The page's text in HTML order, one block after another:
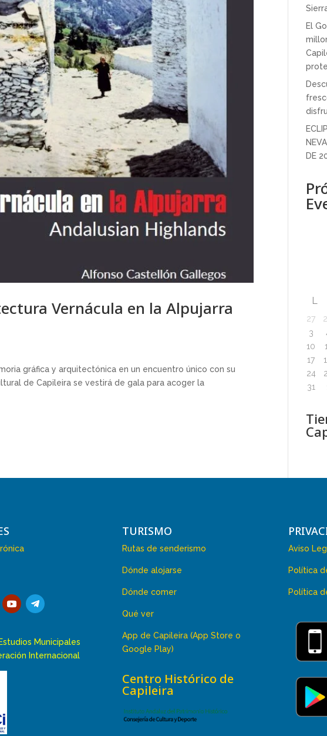
Vernácula en la Alpujarra
gráfica y arquitectónica en un encuentro único con su
de Capileira se vestirá de gala para acoger la
El
DE
L
27
3
10
17
24
31
Municipales
Internacional
TURISMO
Rutas de senderismo
Dónde alojarse
Dónde comer
Qué ver
App de Capileira (App Store o
Google Play)
Centro Histórico de
Capileira
Aviso
Política
Política